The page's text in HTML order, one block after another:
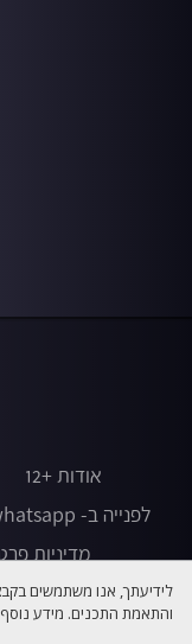
אודות +12
לפנייה ב- whatsapp
מדיניות
והתאמת התכנים. מידע נוסף